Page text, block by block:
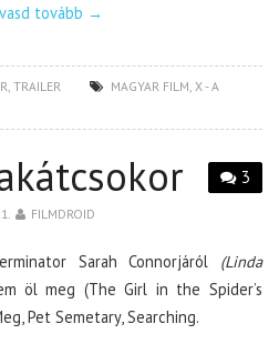
tovább →
,TRAILER MAGYAR FILM X - A
3
FILMDROID
Sarah Connorjáról (Linda
öl meg (The Girl in the Spider’s
Pet Semetary, Searching.